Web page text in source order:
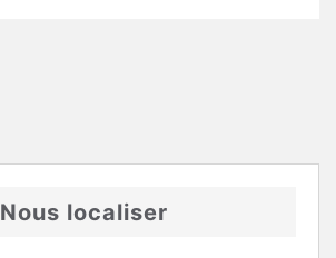
Nous localiser